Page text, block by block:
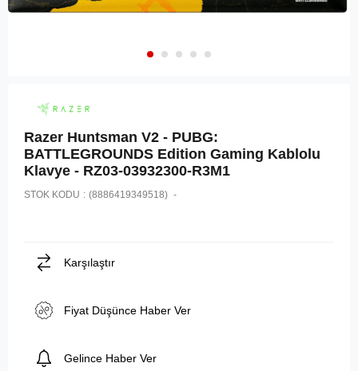
Razer Huntsman V2 - PUBG:
BATTLEGROUNDS Edition Gaming Kablolu
Klavye - RZ03-03932300-R3M1
STOK KODU (8886419349518)
Karşılaştır
Fiyat Düşünce Haber Ver
Gelince Haber Ver